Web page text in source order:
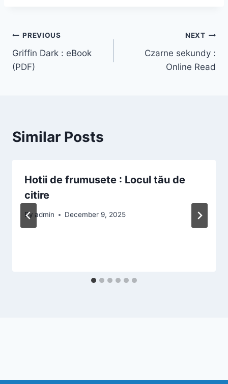
PREVIOUS
Griffin Dark : eBook
(PDF)
NEXT
Czarne sekundy :
Online Read
Similar Posts
Hotii de frumusete : Locul tău de
citire
By admin December 9, 2025